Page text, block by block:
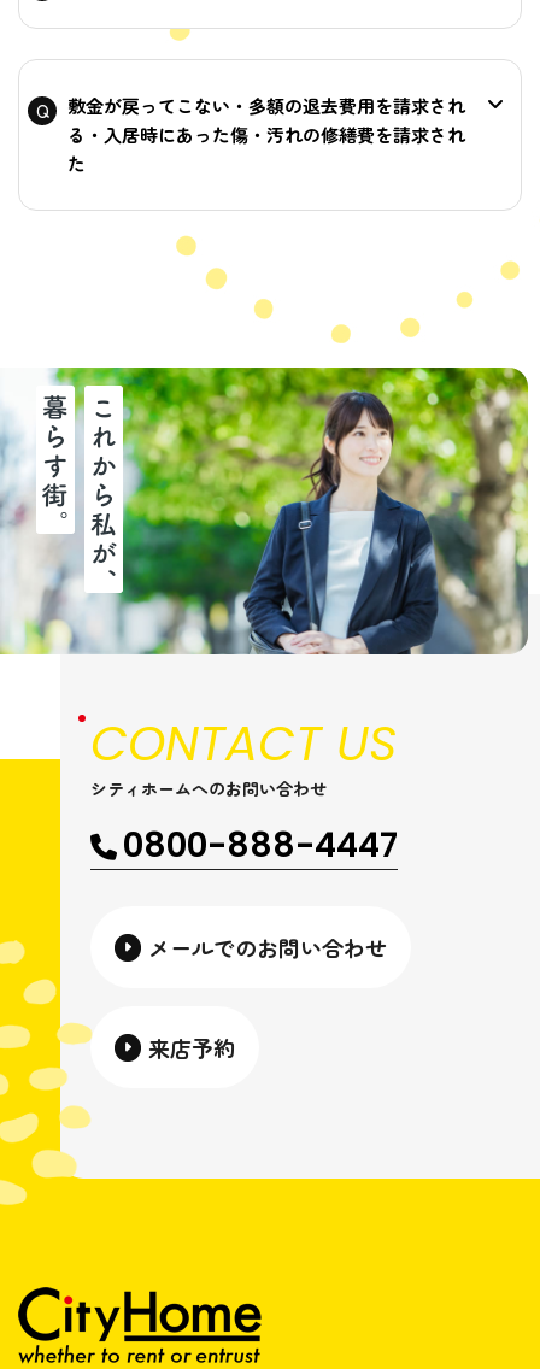
敷金が戻ってこない・多額の退去費用を請求され
る・入居時にあった傷・汚れの修繕費を請求され
た
CONTACT US
シティホームへのお問い合わせ
0800-888-4447
メールでのお問い合わせ
来店予約